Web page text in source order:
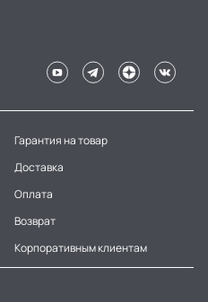
Гарантия на товар
Доставка
Оплата
Возврат
Корпоративным клиентам